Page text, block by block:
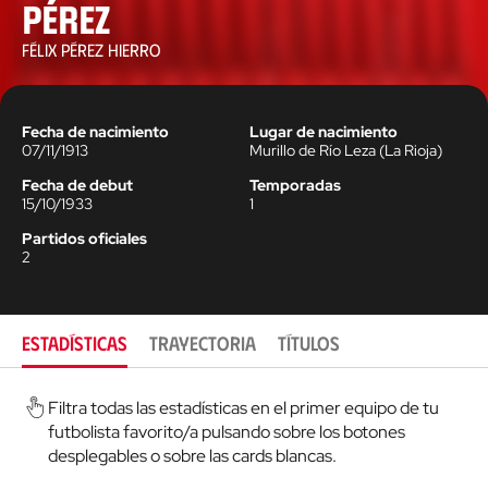
Pérez
FÉLIX PÉREZ HIERRO
Fecha de nacimiento
07/11/1913
Lugar de nacimiento
Murillo de Río Leza (La Rioja)
Fecha de debut
15/10/1933
Temporadas
1
Partidos oficiales
2
ESTADÍSTICAS TRAYECTORIA TÍTULOS
Filtra todas las estadísticas en el primer equipo de tu
futbolista favorito/a pulsando sobre los botones
desplegables o sobre las cards blancas.